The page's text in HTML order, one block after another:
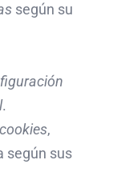
según su
.
,
según sus